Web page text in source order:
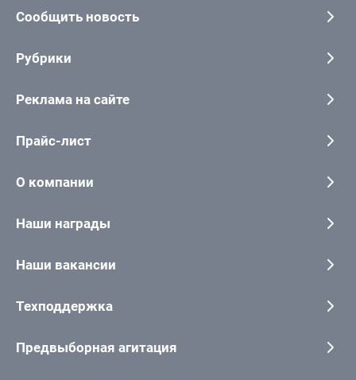
Сообщить новость
Рубрики
Реклама на сайте
Прайс-лист
О компании
Наши награды
Наши вакансии
Техподдержка
Предвыборная агитация